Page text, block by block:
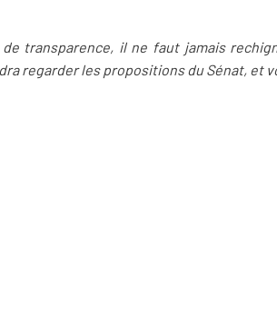
transparence, il ne faut jamais
regarder les propositions du Sénat, et